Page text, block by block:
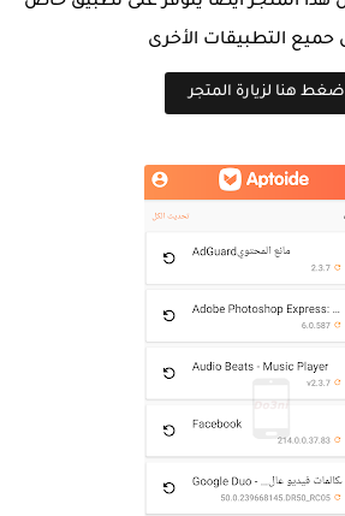
حميع التطبيقات الأخرى
هنا لزيارة المتجر